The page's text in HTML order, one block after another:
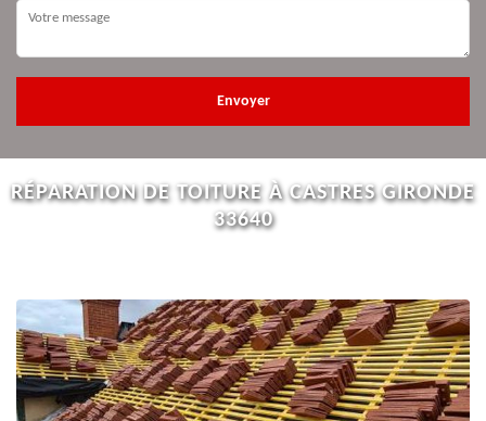
RÉPARATION DE TOITURE À CASTRES GIRONDE
33640